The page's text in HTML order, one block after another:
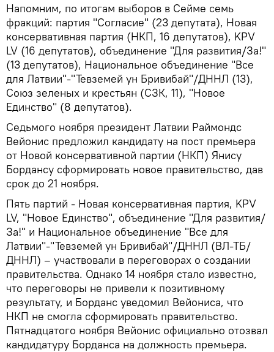
Напомним, по итогам выборов в Сейме семь
фракций: партия "Согласие" (23 депутата), Новая
консервативная партия (НКП, 16 депутатов), KPV
LV (16 депутатов), объединение "Для развития/За!"
(13 депутатов), Национальное объединение "Все
для Латвии"-"Тевземей ун Бривибай"/ДННЛ (13),
Союз зеленых и крестьян (СЗК, 11), "Новое
Единство" (8 депутатов).
Седьмого ноября президент Латвии Раймондс
Вейонис предложил кандидату на пост премьера
от Новой консервативной партии (НКП) Янису
Бордансу сформировать новое правительство, дав
срок до 21 ноября.
Пять партий - Новая консервативная партия, KPV
LV, "Новое Единство", объединение "Для развития/
За!" и Национальное объединение "Все для
Латвии"-"Тевземей ун Бривибай"/ДННЛ (ВЛ-ТБ/
ДННЛ) – участвовали в переговорах о создании
правительства. Однако 14 ноября стало известно,
что переговоры не привели к позитивному
результату, и Борданс уведомил Вейониса, что
НКП не смогла сформировать правительство.
Пятнадцатого ноября Вейонис официально отозвал
кандидатуру Борданса на должность премьера.